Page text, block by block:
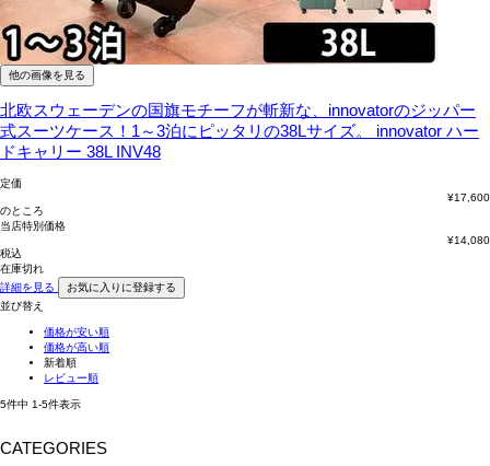
他の画像を見る
北欧スウェーデンの国旗モチーフが斬新な、innovatorのジッパー
式スーツケース！1～3泊にピッタリの38Lサイズ。
innovator ハー
ドキャリー 38L INV48
定価
¥17,600
のところ
当店特別価格
¥14,080
税込
在庫切れ
詳細を見る
お気に入りに登録する
並び替え
価格が安い順
価格が高い順
新着順
レビュー順
5件中 1-5件表示
CATEGORIES